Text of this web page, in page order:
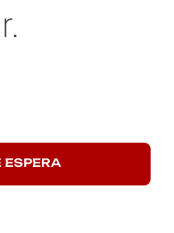
ESPERA